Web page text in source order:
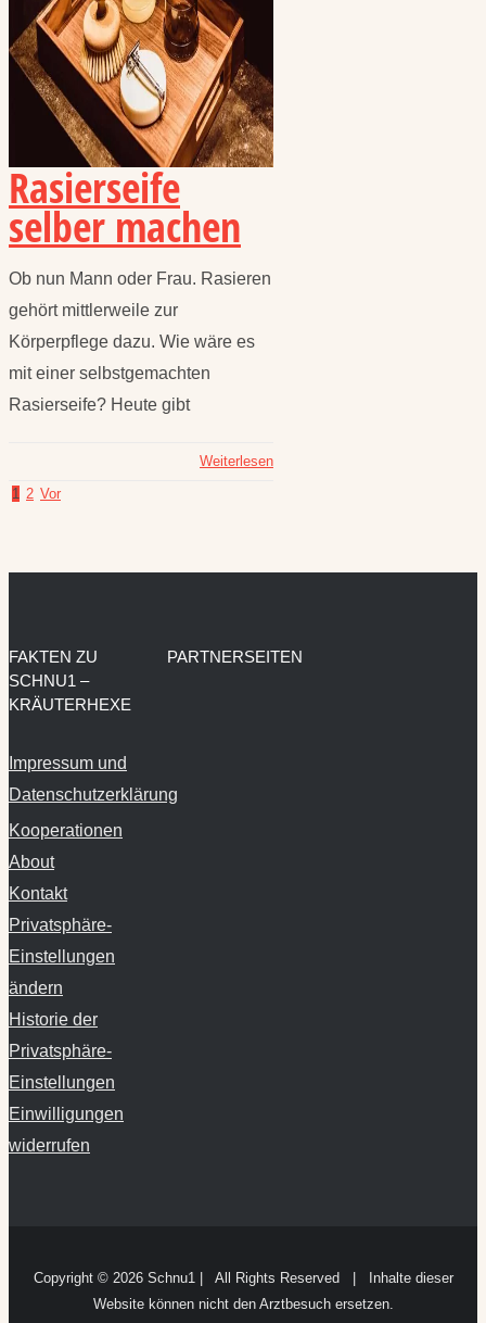
Rasierseife
selber machen
Ob nun Mann oder Frau. Rasieren
gehört mittlerweile zur
Körperpflege dazu. Wie wäre es
mit einer selbstgemachten
Rasierseife? Heute gibt
Weiterlesen
1 2 Vor
FAKTEN ZU
SCHNU1 –
KRÄUTERHEXE
Impressum und
Datenschutzerklärung
Kooperationen
About
Kontakt
Privatsphäre-
Einstellungen
ändern
Historie der
Privatsphäre-
Einstellungen
Einwilligungen
widerrufen
PARTNERSEITEN
Copyright © 2026 Schnu1 | All Rights Reserved | Inhalte dieser
Website können nicht den Arztbesuch ersetzen.